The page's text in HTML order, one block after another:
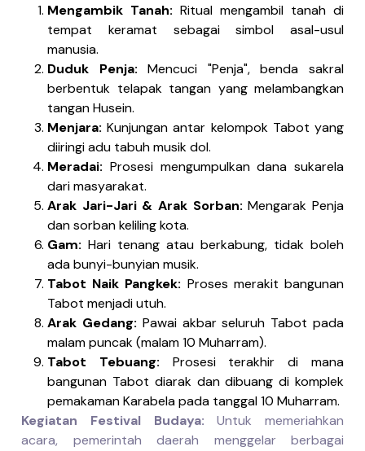
Mengambik Tanah: Ritual mengambil tanah di
tempat keramat sebagai simbol asal-usul
manusia.
Duduk Penja: Mencuci "Penja", benda sakral
berbentuk telapak tangan yang melambangkan
tangan Husein.
Menjara: Kunjungan antar kelompok Tabot yang
diiringi adu tabuh musik dol.
Meradai: Prosesi mengumpulkan dana sukarela
dari masyarakat.
Arak Jari-Jari & Arak Sorban: Mengarak Penja
dan sorban keliling kota.
Gam: Hari tenang atau berkabung, tidak boleh
ada bunyi-bunyian musik.
Tabot Naik Pangkek: Proses merakit bangunan
Tabot menjadi utuh.
Arak Gedang: Pawai akbar seluruh Tabot pada
malam puncak (malam 10 Muharram).
Tabot Tebuang: Prosesi terakhir di mana
bangunan Tabot diarak dan dibuang di komplek
pemakaman Karabela pada tanggal 10 Muharram.
Kegiatan Festival Budaya: Untuk memeriahkan
acara, pemerintah daerah menggelar berbagai